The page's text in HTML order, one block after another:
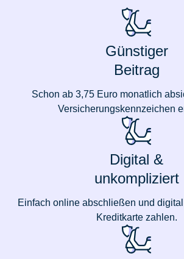
Günstiger
Beitrag
Schon ab 3,75 Euro monatlich
Versicherungskennzeichen
Digital &
unkompliziert
Einfach online abschließen und
Kreditkarte zahlen.